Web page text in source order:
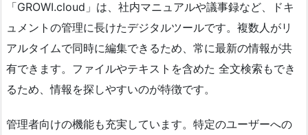
「GROWI.cloud」は、社内マニュアルや議事録など、ドキ
ュメントの管理に長けたデジタルツールです。複数人がリ
アルタイムで同時に編集できるため、常に最新の情報が共
有できます。ファイルやテキストを含めた 全文検索もでき
るため、情報を探しやすいのが特徴です。
管理者向けの機能も充実しています。特定のユーザーへの